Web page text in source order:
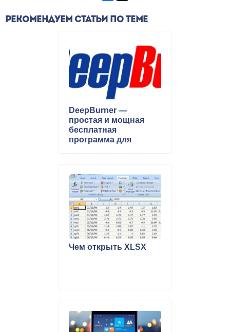
РЕКОМЕНДУЕМ СТАТЬИ ПО ТЕМЕ
DeepBurner —
простая и мощная
бесплатная
программа для
Чем открыть XLSX